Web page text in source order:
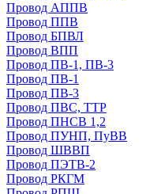
Провод АППВ
Провод ППВ
Провод БПВЛ
Провод ВПП
Провод ПВ-1, ПВ-3
Провод ПВ-1
Провод ПВ-3
Провод ПВС, ТТР
Провод ПНСВ 1,2
Провод ПУНП, ПуВВ
Провод ШВВП
Провод ПЭТВ-2
Провод РКГМ